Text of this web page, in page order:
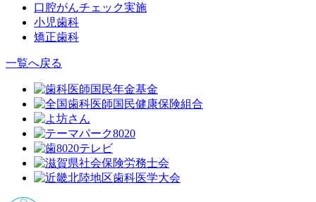
口腔がんチェック実施
小児歯科
矯正歯科
一覧へ戻る